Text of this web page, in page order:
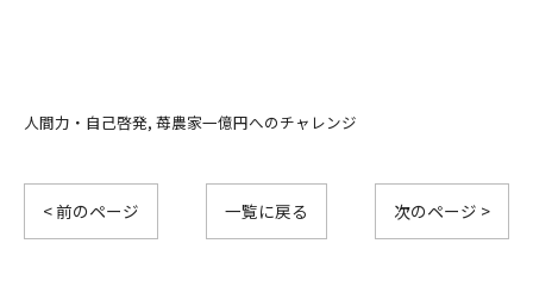
人間力・自己啓発 苺農家一億円へのチャレンジ
< 前のページ 一覧に戻る 次のページ >